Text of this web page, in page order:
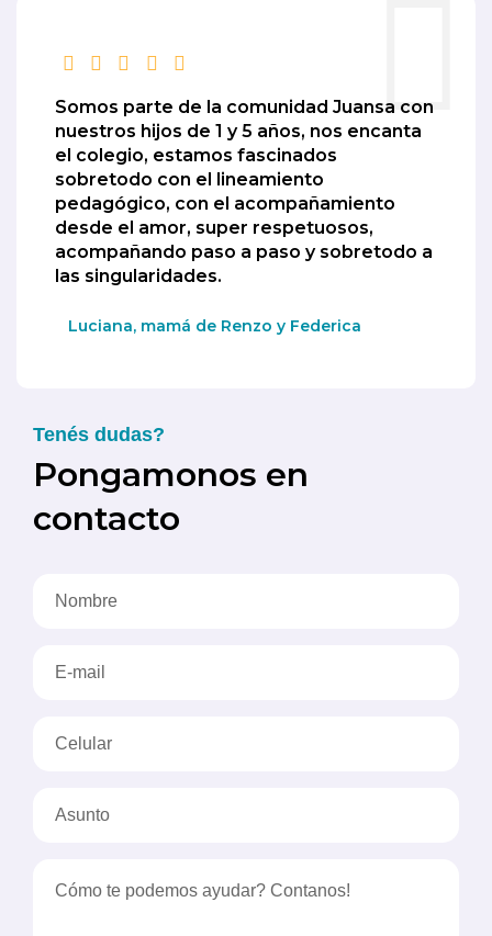
Somos parte de la comunidad Juansa con
nuestros hijos de 1 y 5 años, nos encanta
el colegio, estamos fascinados
sobretodo con el lineamiento
pedagógico, con el acompañamiento
desde el amor, super respetuosos,
acompañando paso a paso y sobretodo a
las singularidades.
Luciana, mamá de Renzo y Federica
Tenés dudas?
Pongamonos en
contacto